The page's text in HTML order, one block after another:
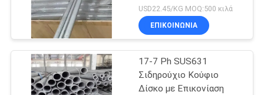
Σωλήνα Με
Πιστοποιητικό EN10204
3.1
USD22.45/KG MOQ:500 κιλά
ΕΠΙΚΟΙΝΩΝΙΑ
17-7 Ph SUS631
Σιδηρούχιο Κούφιο
Δίσκο με Επικονίαση